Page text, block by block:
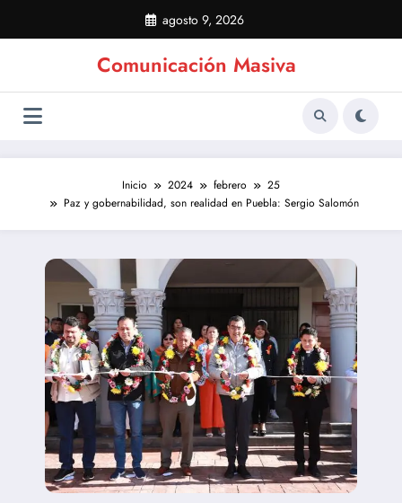
contenido
agosto 9, 2026
Comunicación Masiva
Inicio 2024 febrero
25
Paz y gobernabilidad, son realidad en Puebla: Sergio Salomón